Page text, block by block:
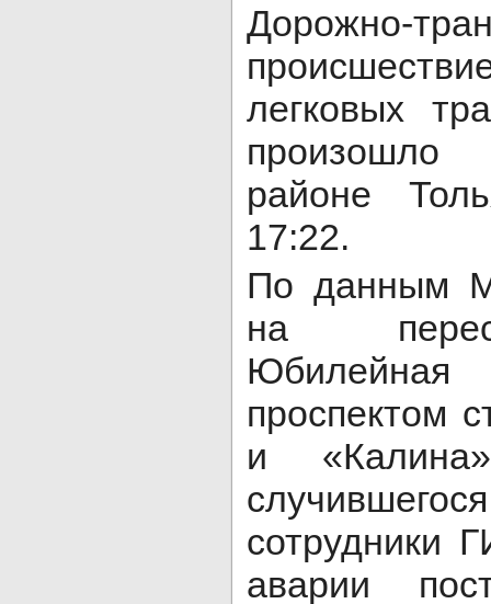
Дорожно-
легковых
произошло
районе
17:22.
По данным
на
проспектом
и
сотрудники
аварии